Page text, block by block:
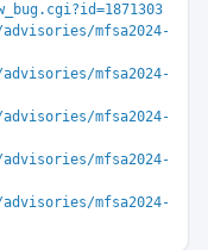
mfsa2024-
mfsa2024-
mfsa2024-
mfsa2024-
mfsa2024-